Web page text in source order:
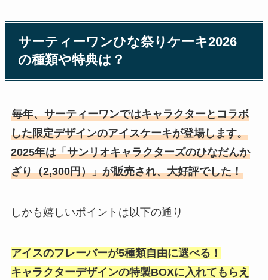
サーティーワンひな祭りケーキ2026
の種類や特典は？
毎年、サーティーワンではキャラクターとコラボ
した限定デザインのアイスケーキが登場します。
2025年は「サンリオキャラクターズのひなだんか
ざり（2,300円）」が販売され、大好評でした！
しかも嬉しいポイントは以下の通り
アイスのフレーバーが5種類自由に選べる！
キャラクターデザインの特製BOXに入れてもらえ